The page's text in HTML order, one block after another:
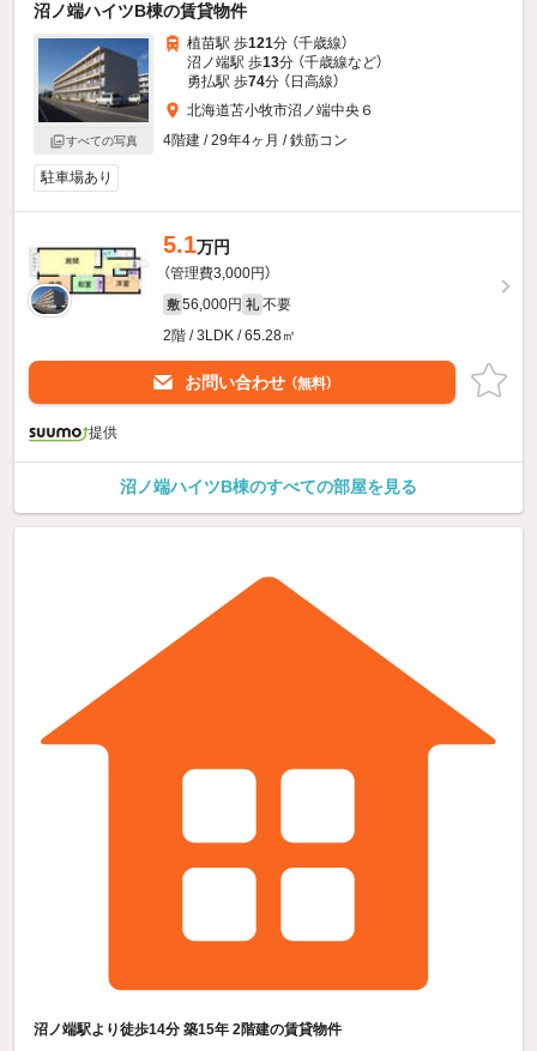
沼ノ端ハイツB棟の賃貸物件
すべての写真
植苗駅 歩121分 （千歳線）
沼ノ端駅 歩13分 （千歳線など）
勇払駅 歩74分 （日高線）
北海道苫小牧市沼ノ端中央６
4階建 / 29年4ヶ月 / 鉄筋コン
駐車場あり
5.1万円
（管理費3,000円）
敷 56,000円 礼 不要
2階 / 3LDK / 65.28㎡
お問い合わせ （無料）
提供
沼ノ端ハイツB棟のすべての部屋を見る
沼ノ端駅より徒歩14分 築15年 2階建の賃貸物件